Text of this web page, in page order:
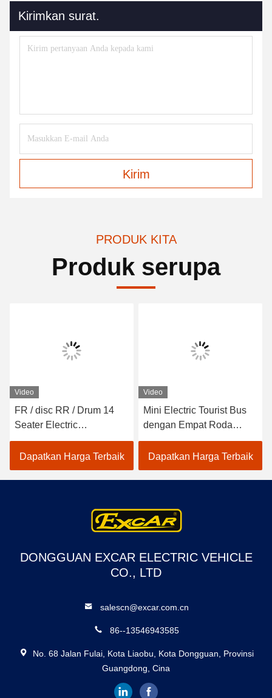
Kirimkan surat.
Kirim
PRODUK KITA
Produk serupa
Video
FR / disc RR / Drum 14
Seater Electric
Sightseeing Bus Dengan
Kursi Sofa
Dapatkan Harga Terbaik
Video
Mini Electric Tourist Bus
dengan Empat Roda
Sistem Pengereman
Hidrolik
Dapatkan Harga Terbaik
DONGGUAN EXCAR ELECTRIC VEHICLE
CO., LTD
salescn@excar.com.cn
86--13546943585
No. 68 Jalan Fulai, Kota Liaobu, Kota Dongguan, Provinsi
Guangdong, Cina